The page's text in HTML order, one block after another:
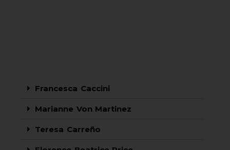
Francesca Caccini
Marianne Von Martinez
Teresa Carreño